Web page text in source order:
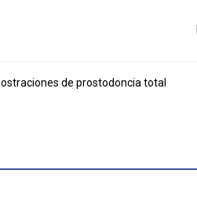
de prostodoncia total